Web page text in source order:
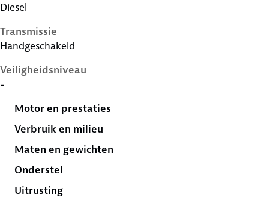
Diesel
Transmissie
Handgeschakeld
Veiligheidsniveau
-
Motor en prestaties
Verbruik en milieu
Maten en gewichten
Onderstel
Uitrusting